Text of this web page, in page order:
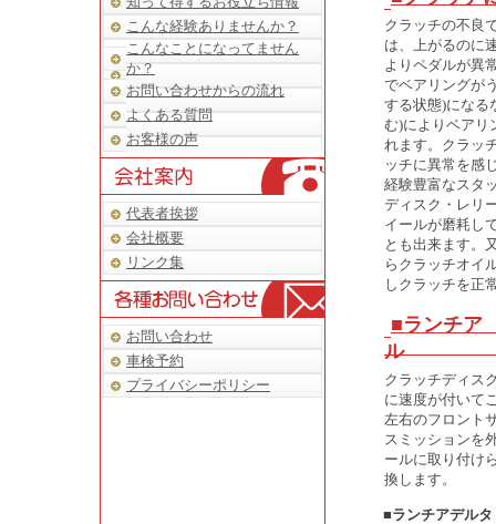
こんな経験ありませんか？
こんなことになってません
か？
お問い合わせからの流れ
よくある質問
お客様の声
代表者挨拶
会社概要
リンク集
お問い合わせ
車検予約
プライバシーポリシー
クラッチの不良
は、上がるのに
よりペダルが異
でベアリングが
する状態)になる
む)によりベアリ
れます。クラッ
ッチに異常を感
経験豊富なスタ
ディスク・レリ
イールが磨耗し
とも出来ます。
らクラッチオイ
しクラッチを正
■ランチア
ル
クラッチディス
に速度が付いて
左右のフロント
スミッションを
ールに取り付け
換します。
■ランチアデル